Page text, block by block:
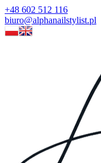
+48 602 512 116
biuro@alphanailstylist.pl